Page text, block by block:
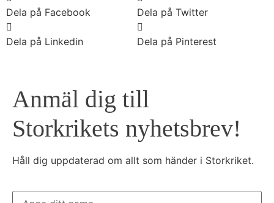
Dela på Facebook Dela på Twitter
Dela på Linkedin Dela på Pinterest
Anmäl dig till
Storkrikets nyhetsbrev!
Håll dig uppdaterad om allt som händer i Storkriket.